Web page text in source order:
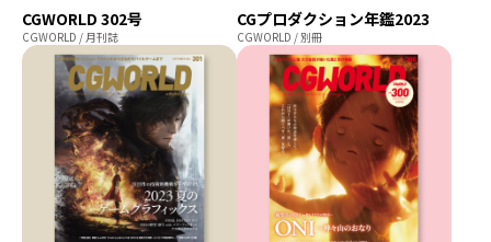
CGWORLD 302号
CGWORLD / 月刊誌
CGプロダクション年鑑2023
CGWORLD / 別冊